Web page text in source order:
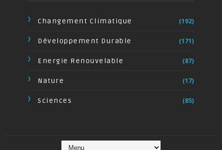
Changement Climatique (192)
Développement Durable (171)
Energie Renouvelable (87)
Nature (17)
Sciences (85)